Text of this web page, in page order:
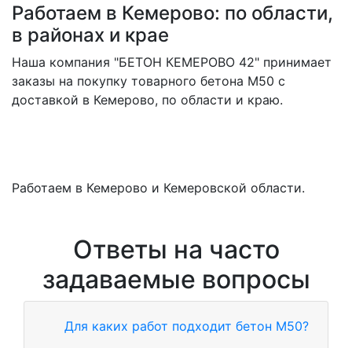
Работаем в Кемерово: по области,
в районах и крае
Наша компания "БЕТОН КЕМЕРОВО 42" принимает
заказы на покупку товарного бетона M50 с
доставкой в Кемерово, по области и краю.
Работаем в Кемерово и Кемеровской области.
Ответы на часто
задаваемые вопросы
Для каких работ подходит бетон М50?